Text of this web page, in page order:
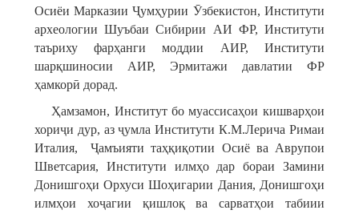
Осиёи Марказии Ҷумҳурии Ӯзбекистон, Институти
археологии Шуъбаи Сибирии АИ ФР, Институти
таъриху фарҳанги моддии АИР, Институти
шарқшиносии АИР, Эрмитажи давлатии ФР
ҳамкорӣ дорад.
Ҳамзамон, Институт бо муассисаҳои кишварҳои
хориҷи дур, аз ҷумла Институти К.М.Лерича Римаи
Италия, Ҷамъияти таҳқиқотии Осиё ва Аврупои
Шветсария, Институти илмҳо дар бораи Замини
Донишгоҳи Орхуси Шоҳигарии Дания, Донишгоҳи
илмҳои хоҷагии қишлоқ ва сарватҳои табиии